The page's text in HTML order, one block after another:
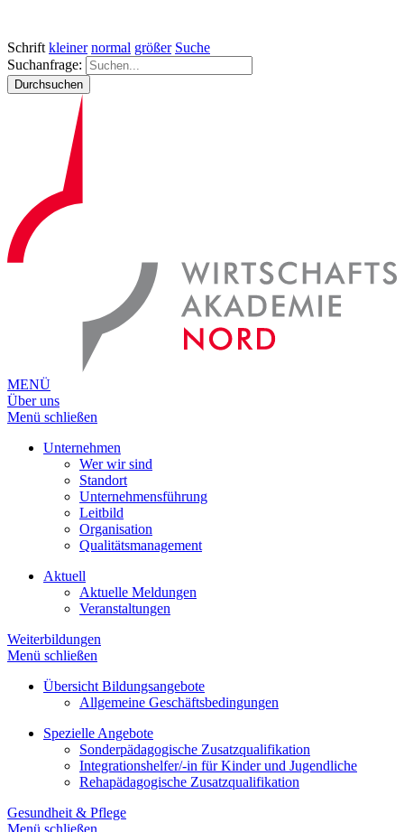
Schrift kleiner normal größer Suche
Suchanfrage:
Durchsuchen
MENÜ
Über uns
Menü schließen
Unternehmen
Wer wir sind
Standort
Unternehmensführung
Leitbild
Organisation
Qualitätsmanagement
Aktuell
Aktuelle Meldungen
Veranstaltungen
Weiterbildungen
Menü schließen
Übersicht Bildungsangebote
Allgemeine Geschäftsbedingungen
Spezielle Angebote
Sonderpädagogische Zusatzqualifikation
Integrationshelfer/-in für Kinder und Jugendliche
Rehapädagogische Zusatzqualifikation
Gesundheit & Pflege